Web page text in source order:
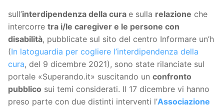
sull’interdipendenza della cura e sulla relazione che
intercorre tra i/le caregiver e le persone con
disabilità, pubblicate sul sito del centro Informare un’h
(In latoguardia per cogliere l’interdipendenza della
cura, del 9 dicembre 2021), sono state rilanciate sul
portale «Superando.it» suscitando un confronto
pubblico sui temi considerati. Il 17 dicembre vi hanno
preso parte con due distinti interventi l’Associazione